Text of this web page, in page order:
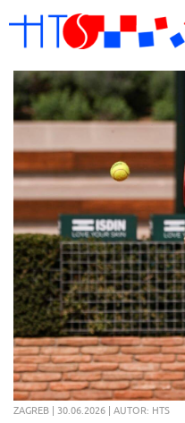
ZAGREB | 30.06.2026 | AUTOR: HTS